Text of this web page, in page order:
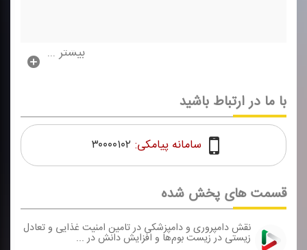
بیشتر ...
قسمت های پخش شده
نقش دامپروری و دامپزشكی در تامین امنیت غذایی و تعادل
زیستی در زیست بوم‌ها و افزایش دانش در ...
با ما در ارتباط باشید
سامانه پیامکی: ۳۰۰۰۰۱۰۲